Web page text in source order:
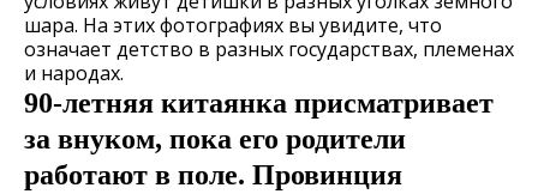
шара. На этих фотографиях вы увидите, что
означает детство в разных государствах, племенах
и народах.
90-летняя китаянка присматривает
за внуком, пока его родители
работают в поле. Провинция